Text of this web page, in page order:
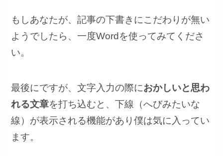
もしあなたが、記事の下書きにこだわりが無い
ようでしたら、一度Wordを使ってみてくださ
い。
最後にですが、文字入力の際におかしいと思わ
れる文章を打ち込むと、下線（へびみたいな
線）が表示される機能があり僕は気に入ってい
ます。